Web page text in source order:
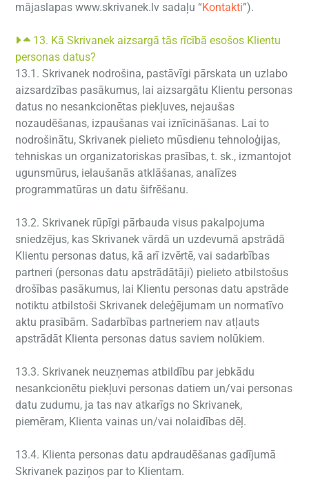
mājaslapas www.skrivanek.lv sadaļu “Kontakti”).
13. Kā Skrivanek aizsargā tās rīcībā esošos Klientu
personas datus?
13.1. Skrivanek nodrošina, pastāvīgi pārskata un uzlabo
aizsardzības pasākumus, lai aizsargātu Klientu personas
datus no nesankcionētas piekļuves, nejaušas
nozaudēšanas, izpaušanas vai iznīcināšanas. Lai to
nodrošinātu, Skrivanek pielieto mūsdienu tehnoloģijas,
tehniskas un organizatoriskas prasības, t. sk., izmantojot
ugunsmūrus, ielaušanās atklāšanas, analīzes
programmatūras un datu šifrēšanu.
13.2. Skrivanek rūpīgi pārbauda visus pakalpojuma
sniedzējus, kas Skrivanek vārdā un uzdevumā apstrādā
Klientu personas datus, kā arī izvērtē, vai sadarbības
partneri (personas datu apstrādātāji) pielieto atbilstošus
drošības pasākumus, lai Klientu personas datu apstrāde
notiktu atbilstoši Skrivanek deleģējumam un normatīvo
aktu prasībām. Sadarbības partneriem nav atļauts
apstrādāt Klienta personas datus saviem nolūkiem.
13.3. Skrivanek neuzņemas atbildību par jebkādu
nesankcionētu piekļuvi personas datiem un/vai personas
datu zudumu, ja tas nav atkarīgs no Skrivanek,
piemēram, Klienta vainas un/vai nolaidības dēļ.
13.4. Klienta personas datu apdraudēšanas gadījumā
Skrivanek paziņos par to Klientam.